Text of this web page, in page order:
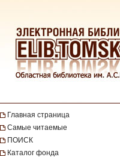
Главная страница
Самые читаемые
ПОИСК
Каталог фонда